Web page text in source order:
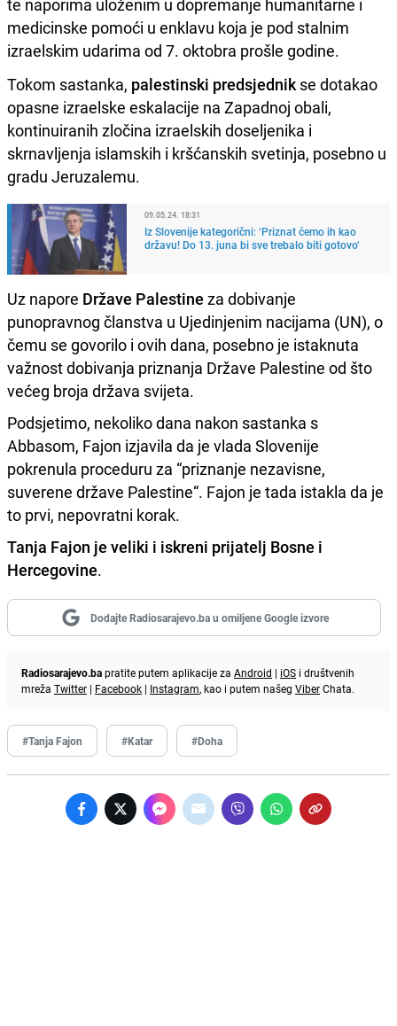
medicinske pomoći u enklavu koja je pod stalnim
izraelskim udarima od 7. oktobra prošle godine.
Tokom sastanka, palestinski predsjednik se dotakao
opasne izraelske eskalacije na Zapadnoj obali,
kontinuiranih zločina izraelskih doseljenika i
skrnavljenja islamskih i kršćanskih svetinja, posebno u
gradu Jeruzalemu.
09.05.24. 18:31
Iz Slovenije kategorični: ‘Priznat ćemo ih kao
državu! Do 13. juna bi sve trebalo biti gotovo‘
Uz napore Države Palestine za dobivanje
punopravnog članstva u Ujedinjenim nacijama (UN), o
čemu se govorilo i ovih dana, posebno je istaknuta
važnost dobivanja priznanja Države Palestine od što
većeg broja država svijeta.
Podsjetimo, nekoliko dana nakon sastanka s
Abbasom, Fajon izjavila da je vlada Slovenije
pokrenula proceduru za “priznanje nezavisne,
suverene države Palestine“. Fajon je tada istakla da je
to prvi, nepovratni korak.
Tanja Fajon je veliki i iskreni prijatelj Bosne i
Hercegovine.
Dodajte Radiosarajevo.ba u omiljene Google izvore
Radiosarajevo.bapratite putem aplikacije za Android | iOS i društvenih
mreža Twitter | Facebook | Instagram, kao i putem našeg ViberChata.
#Tanja Fajon #Katar #Doha